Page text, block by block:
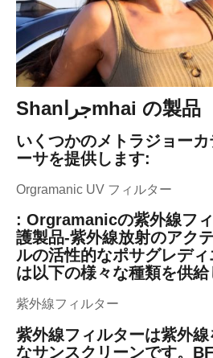
Shanجراmhai の製品
いくつかのメトラジョー
ーサを提供します:
Orgramanic UV フィルター
: Orgramanicの紫外線フ
護製品-紫外線放射のアク
ルの活性的なポサグレデ
は以下の様々な種類を供
紫外線フィルター
紫外線フィルターは紫外
なサンスクリーンです。